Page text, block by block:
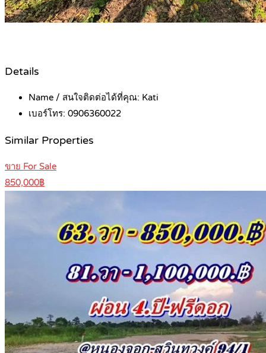
Details
Name / สนใจติดต่อได้ที่คุณ: Kati
เบอร์โทร: 0906360022
Similar Properties
ขาย For Sale
850,000฿